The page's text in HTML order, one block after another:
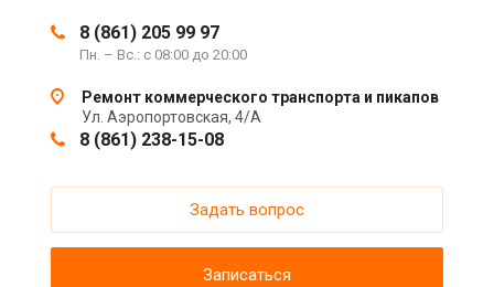
8 (861) 205 99 97
Пн. – Вс.: с 08:00 до 20:00
Ремонт коммерческого транспорта и пикапов
Ул. Аэропортовская, 4/А
8 (861) 238-15-08
Задать вопрос
Записаться